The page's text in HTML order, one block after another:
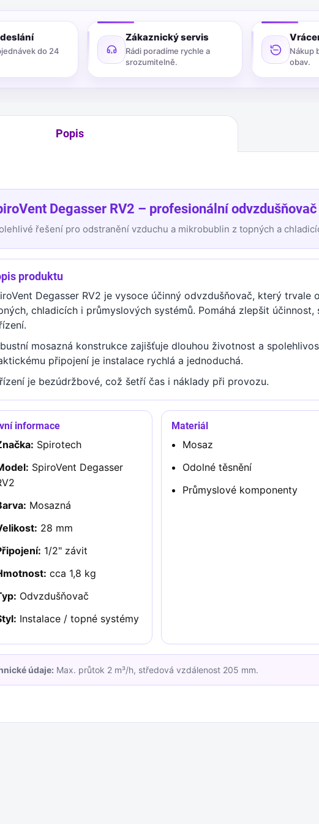
do 24
Zákaznický servis
Rádi poradíme rychle a
srozumitelně.
Nákup
obav.
Popis
Degasser RV2 – profesionální
řešení pro odstranění vzduchu a mikrobublin z topných a
produktu
Degasser RV2 je vysoce účinný odvzdušňovač, který trvale
chladicích i průmyslových systémů. Pomáhá zlepšit
mosazná konstrukce zajišťuje dlouhou životnost a
připojení je instalace rychlá a jednoduchá.
je bezúdržbové, což šetří čas i náklady při provozu.
informace
Spirotech
SpiroVent Degasser
Mosazná
28 mm
1/2" závit
cca 1,8 kg
Odvzdušňovač
Instalace / topné systémy
Materiál
Mosaz
Odolné těsnění
Průmyslové komponenty
údaje: Max. průtok 2 m³/h, středová vzdálenost 205 mm.